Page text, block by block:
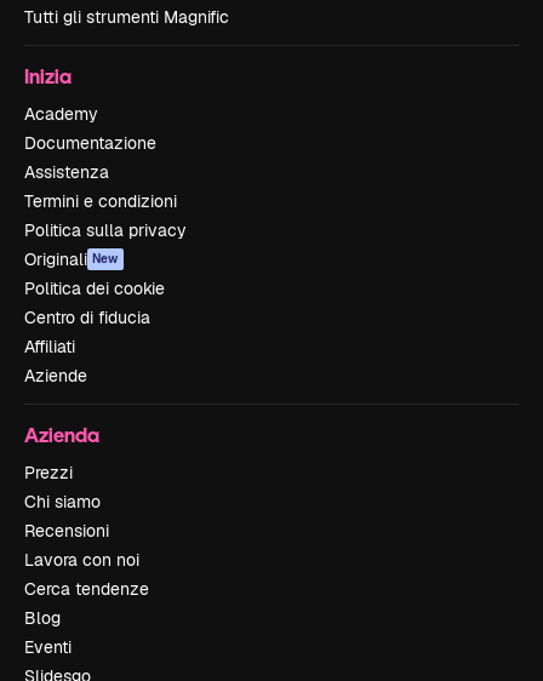
Tutti gli strumenti Magnific
Inizia
Academy
Documentazione
Assistenza
Termini e condizioni
Politica sulla privacy
Originali New
Politica dei cookie
Centro di fiducia
Affiliati
Aziende
Azienda
Prezzi
Chi siamo
Recensioni
Lavora con noi
Cerca tendenze
Blog
Eventi
Slidesgo